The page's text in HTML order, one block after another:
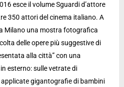
esce il volume Sguardi d’attore
350 attori del cinema italiano. A
Milano una mostra fotografica
delle opere più suggestive di
alla città” con una
esterno: sulle vetrate di
gigantografie di bambini